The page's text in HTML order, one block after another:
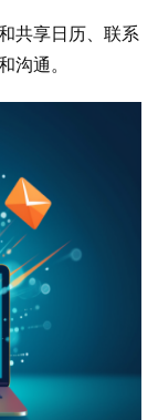
共享日历、联系
沟通。